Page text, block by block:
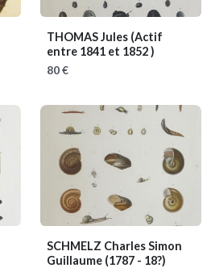
THOMAS Jules (Actif
entre 1841 et 1852 )
80 €
SCHMELZ Charles Simon
Guillaume (1787 - 18?)